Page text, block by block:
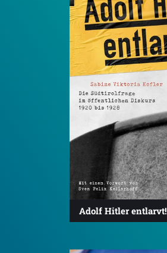
Adolf Hitler entlarvt!